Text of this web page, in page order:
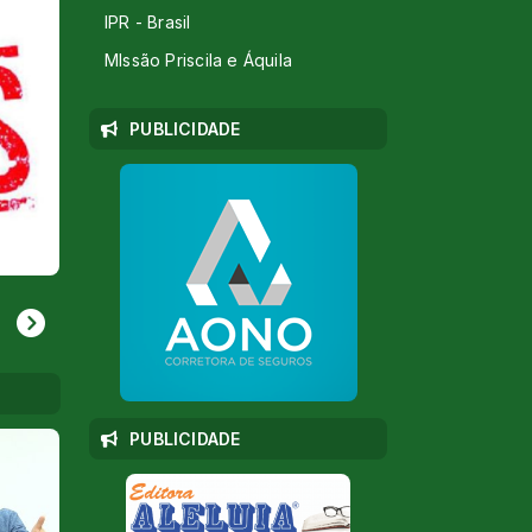
IPR - Brasil
MIssão Priscila e Áquila
PUBLICIDADE
PUBLICIDADE